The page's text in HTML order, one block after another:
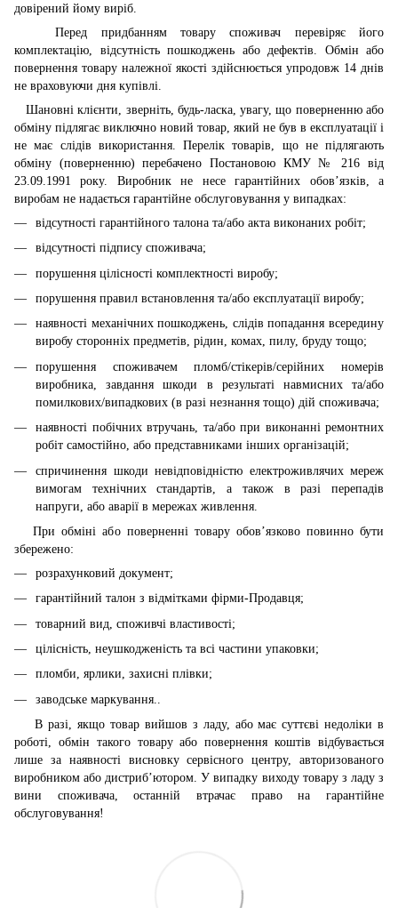
довірений йому виріб.
Перед придбанням товару споживач перевіряє його
комплектацію, відсутність пошкоджень або дефектів. Обмін або
повернення товару належної якості здійснюється упродовж 14 днів
не враховуючи дня купівлі.
Шановні клієнти, зверніть, будь-ласка, увагу, що поверненню або
обміну підлягає виключно новий товар, який не був в експлуатації і
не має слідів використання. Перелік товарів, що не підлягають
обміну (поверненню) перебачено Постановою КМУ № 216 від
23.09.1991 року. Виробник не несе гарантійних обов’язків, а
виробам не надається гарантійне обслуговування у випадках:
відсутності гарантійного талона та/або акта виконаних робіт;
відсутності підпису споживача;
порушення цілісності комплектності виробу;
порушення правил встановлення та/або експлуатації виробу;
наявності механічних пошкоджень, слідів попадання всередину
виробу сторонніх предметів, рідин, комах, пилу, бруду тощо;
порушення споживачем пломб/стікерів/серійних номерів
виробника, завдання шкоди в результаті навмисних та/або
помилкових/випадкових (в разі незнання тощо) дій споживача;
наявності побічних втручань, та/або при виконанні ремонтних
робіт самостійно, або представниками інших організацій;
спричинення шкоди невідповідністю електроживлячих мереж
вимогам технічних стандартів, а також в разі перепадів
напруги, або аварії в мережах живлення.
При обміні або поверненні товару обов’язково повинно бути
збережено:
розрахунковий документ;
гарантійний талон з відмітками фірми-Продавця;
товарний вид, споживчі властивості;
цілісність, неушкодженість та всі частини упаковки;
пломби, ярлики, захисні плівки;
заводське маркування..
В разі, якщо товар вийшов з ладу, або має суттєві недоліки в
роботі, обмін такого товару або повернення коштів відбувається
лише за наявності висновку сервісного центру, авторизованого
виробником або дистриб’ютором. У випадку виходу товару з ладу з
вини споживача, останній втрачає право на гарантійне
обслуговування!